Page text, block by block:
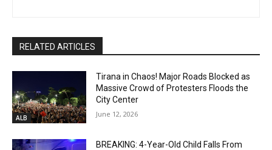
RELATED ARTICLES
ALB
Tirana in Chaos! Major Roads Blocked as
Massive Crowd of Protesters Floods the
City Center
June 12, 2026
BREAKING: 4-Year-Old Child Falls From